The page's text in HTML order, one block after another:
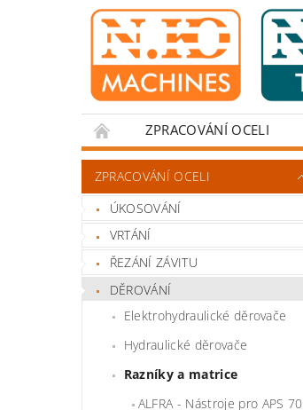
ZPRACOVÁNÍ OCELI
ZPRACOVÁNÍ OCELI
ÚKOSOVÁNÍ
VRTÁNÍ
ŘEZÁNÍ ZÁVITU
DĚROVÁNÍ
Elektrohydraulické děrovače
Hydraulické děrovače
Razníky a matrice
ALFRA - Nástroje pro APS 70